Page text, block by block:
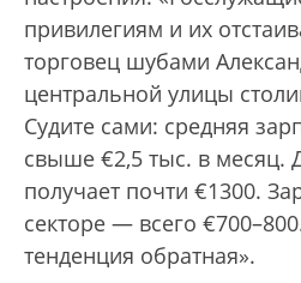
привилегиям и их
торговец шубами
центральной улицы
Судите сами: средняя
свыше €2,5 тыс. в месяц.
получает почти €1300.
секторе — всего
тенденция обратная».